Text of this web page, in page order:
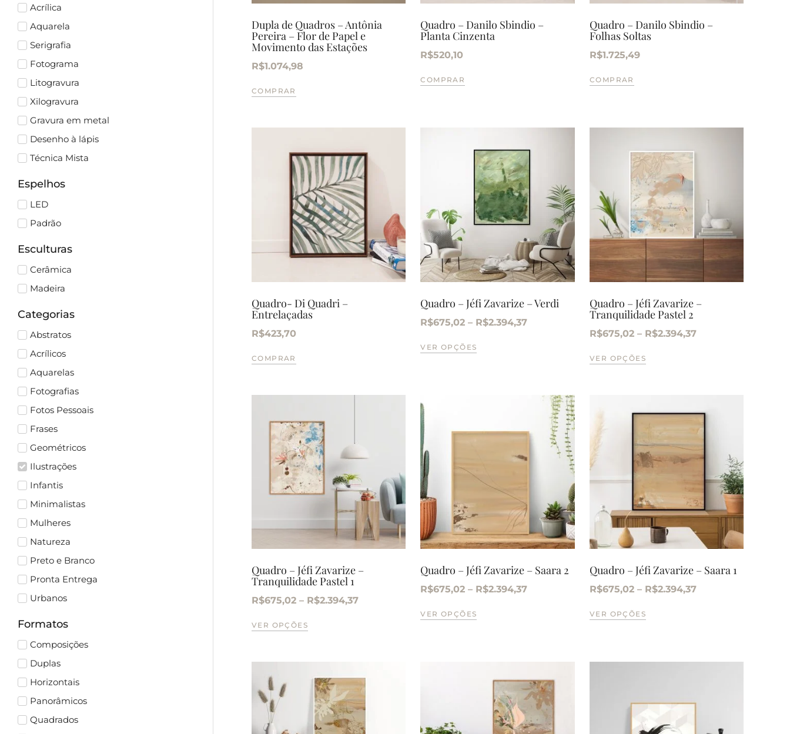
Acrílica
Aquarela
Serigrafia
Fotograma
Litogravura
Xilogravura
Gravura em metal
Desenho à lápis
Técnica Mista
Espelhos
LED
Padrão
Esculturas
Cerâmica
Madeira
Categorias
Abstratos
Acrílicos
Aquarelas
Fotografias
Fotos Pessoais
Frases
Geométricos
Ilustrações
Infantis
Minimalistas
Mulheres
Natureza
Preto e Branco
Pronta Entrega
Urbanos
Formatos
Composições
Duplas
Horizontais
Panorâmicos
Quadrados
Dupla de Quadros – Antônia
Pereira – Flor de Papel e
Movimento das Estações
R$1.074,98
COMPRAR
Quadro – Danilo Sbindio –
Planta Cinzenta
R$520,10
COMPRAR
Quadro – Danilo Sbindio –
Folhas Soltas
R$1.725,49
COMPRAR
Quadro- Di Quadri –
Entrelaçadas
R$423,70
COMPRAR
Quadro – Jéfi Zavarize – Verdi
R$675,02 – R$2.394,37
VER OPÇÕES
Quadro – Jéfi Zavarize –
Tranquilidade Pastel 2
R$675,02 – R$2.394,37
VER OPÇÕES
Quadro – Jéfi Zavarize –
Tranquilidade Pastel 1
R$675,02 – R$2.394,37
VER OPÇÕES
Quadro – Jéfi Zavarize – Saara 2
R$675,02 – R$2.394,37
VER OPÇÕES
Quadro – Jéfi Zavarize – Saara 1
R$675,02 – R$2.394,37
VER OPÇÕES